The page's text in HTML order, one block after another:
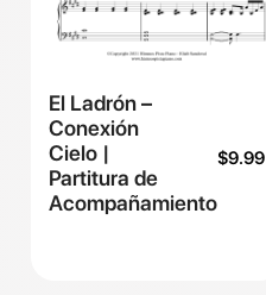
El Ladrón –
Conexión
Cielo |
Partitura de
Acompañamiento
$9.99